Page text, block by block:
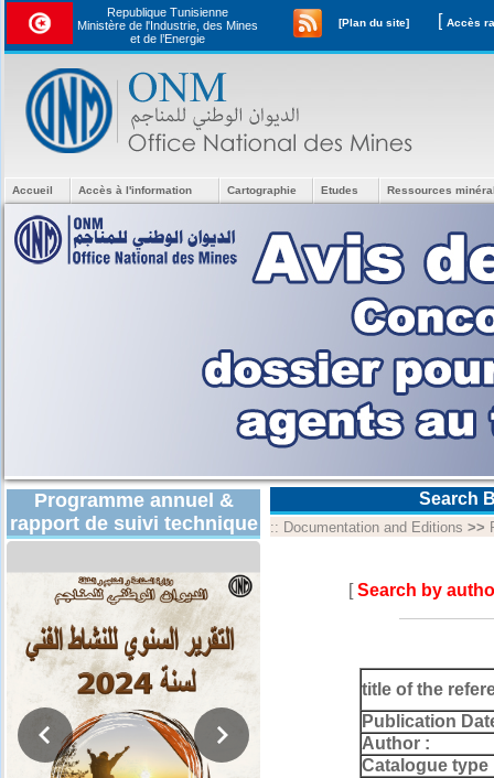
Republique Tunisienne
Ministère de l'Industrie, des Mines
et de l’Energie
[Plan du site] [
Accueil Accès à l'information Cartographie Etudes Ressources
Programme annuel &
rapport de suivi technique
Search
:: Documentation and Editions >>
[Search by
title of the
Publication
Author :
Catalogue type